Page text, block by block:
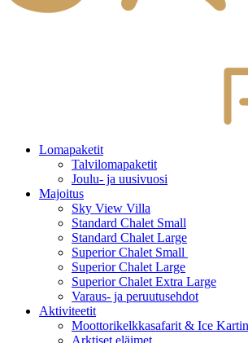
Lomapaketit
Talvilomapaketit
Joulu- ja uusivuosi
Majoitus
Sky View Villa
Standard Chalet Small
Standard Chalet Large
Superior Chalet Small
Superior Chalet Large
Superior Chalet Extra Large
Varaus- ja peruutusehdot
Aktiviteetit
Moottorikelkkasafarit & Ice
Arktiset eläimet